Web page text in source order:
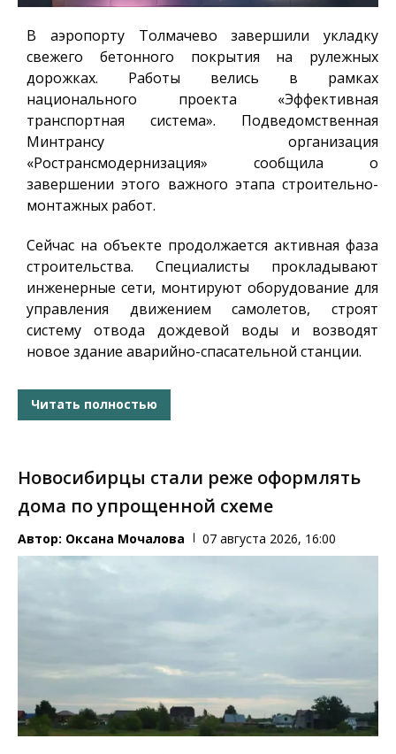
В аэропорту Толмачево завершили укладку
свежего бетонного покрытия на рулежных
дорожках. Работы велись в рамках
национального проекта «Эффективная
транспортная система». Подведомственная
Минтрансу организация
«Ространсмодернизация» сообщила о
завершении этого важного этапа строительно-
монтажных работ.
Сейчас на объекте продолжается активная фаза
строительства. Специалисты прокладывают
инженерные сети, монтируют оборудование для
управления движением самолетов, строят
систему отвода дождевой воды и возводят
новое здание аварийно-спасательной станции.
Читать полностью
Новосибирцы стали реже оформлять
дома по упрощенной схеме
Автор: Оксана Мочалова 07 августа 2026, 16:00